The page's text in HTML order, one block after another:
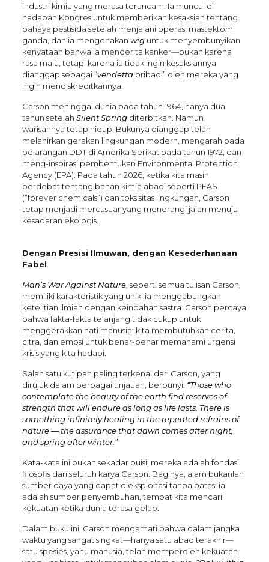
industri kimia yang merasa terancam. Ia muncul di
hadapan Kongres untuk memberikan kesaksian tentang
bahaya pestisida setelah menjalani operasi mastektomi
ganda, dan ia mengenakan wiguntuk menyembunyikan
kenyataan bahwa ia menderita kanker—bukan karena
rasa malu, tetapi karena ia tidak ingin kesaksiannya
dianggap sebagai “vendettapribadi” oleh mereka yang
ingin mendiskreditkannya.
Carson meninggal dunia pada tahun 1964, hanya dua
tahun setelah Silent Springditerbitkan. Namun
warisannya tetap hidup. Bukunya dianggap telah
melahirkan gerakan lingkungan modern, mengarah pada
pelarangan DDT di Amerika Serikat pada tahun 1972, dan
meng-inspirasi pembentukan Environmental Protection
Agency (EPA). Pada tahun 2026, ketika kita masih
berdebat tentang bahan kimia abadi seperti PFAS
(“forever chemicals”) dan toksisitas lingkungan, Carson
tetap menjadi mercusuar yang menerangi jalan menuju
kesadaran ekologis.
Dengan Presisi Ilmuwan, dengan Kesederhanaan
Fabel
Man’s War Against Nature, seperti semua tulisan Carson,
memiliki karakteristik yang unik: ia menggabungkan
ketelitian ilmiah dengan keindahan sastra. Carson percaya
bahwa fakta-fakta telanjang tidak cukup untuk
menggerakkan hati manusia; kita membutuhkan cerita,
citra, dan emosi untuk benar-benar memahami urgensi
krisis yang kita hadapi.
Salah satu kutipan paling terkenal dari Carson, yang
dirujuk dalam berbagai tinjauan, berbunyi: “Those who
contemplate the beauty of the earth find reserves of
strength that will endure as long as life lasts. There is
something infinitely healing in the repeated refrains of
nature — the assurance that dawn comes after night,
and spring after winter.”
Kata-kata ini bukan sekadar puisi; mereka adalah fondasi
filosofis dari seluruh karya Carson. Baginya, alam bukanlah
sumber daya yang dapat dieksploitasi tanpa batas; ia
adalah sumber penyembuhan, tempat kita mencari
kekuatan ketika dunia terasa gelap.
Dalam buku ini, Carson mengamati bahwa dalam jangka
waktu yang sangat singkat—hanya satu abad terakhir—
satu spesies, yaitu manusia, telah memperoleh kekuatan